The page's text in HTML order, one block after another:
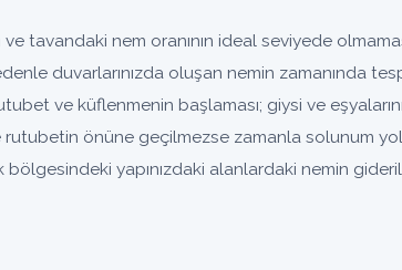
tavandaki nem oranının ideal seviyede
duvarlarınızda oluşan nemin zamanında
ve küflenmenin başlaması; giysi ve
önüne geçilmezse zamanla solunum
yapınızdaki alanlardaki nemin